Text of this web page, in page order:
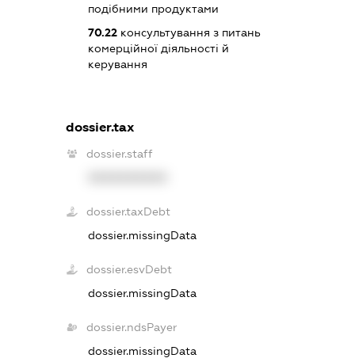
подібними продуктами
70.22консультування з питань
комерційної діяльності й
керування
dossier.tax
dossier.staff
dossier.taxDebt
dossier.missingData
dossier.esvDebt
dossier.missingData
dossier.ndsPayer
dossier.missingData